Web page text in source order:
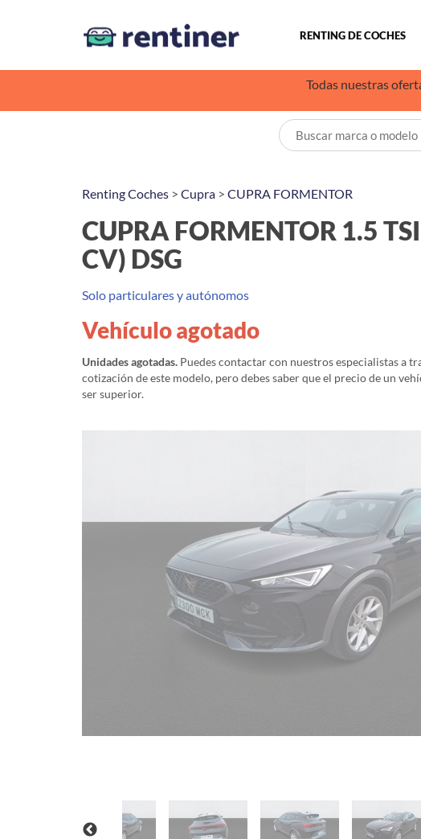
RENTING DE COCHES
Todas nuestras
Renting Coches > Cupra > CUPRA FORMENTOR
CUPRA FORMENTOR 1.5
CV) DSG
Solo particulares y autónomos
Vehículo agotado
Unidades agotadas. Puedes contactar con nuestros especialistas a
cotización de este modelo, pero debes saber que el precio de un
ser superior.